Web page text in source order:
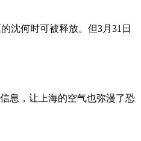
沈何时可被释放。但3月31日
息，让上海的空气也弥漫了恐